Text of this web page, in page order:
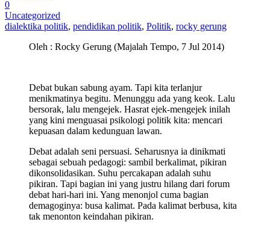
0
Uncategorized
dialektika politik, pendidikan politik, Politik, rocky gerung
Oleh : Rocky Gerung (Majalah Tempo, 7 Jul 2014)
Debat bukan sabung ayam. Tapi kita terlanjur
menikmatinya begitu. Menunggu ada yang keok. Lalu
bersorak, lalu mengejek. Hasrat ejek-mengejek inilah
yang kini menguasai psikologi politik kita: mencari
kepuasan dalam kedunguan lawan.
Debat adalah seni persuasi. Seharusnya ia dinikmati
sebagai sebuah pedagogi: sambil berkalimat, pikiran
dikonsolidasikan. Suhu percakapan adalah suhu
pikiran. Tapi bagian ini yang justru hilang dari forum
debat hari-hari ini. Yang menonjol cuma bagian
demagoginya: busa kalimat. Pada kalimat berbusa, kita
tak menonton keindahan pikiran.